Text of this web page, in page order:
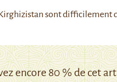
sont difficilement
encore 80 % de cet